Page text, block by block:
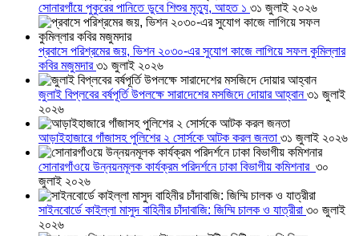
সোনারগাঁয়ে পুকুরের পানিতে ডুবে শিশুর মৃত্যু, আহত ১ ৩১ জুলাই ২০২৬
প্রবাসে পরিশ্রমের জয়, ভিশন ২০৩০-এর সুযোগ কাজে লাগিয়ে সফল কুমিল্লার
কবির মজুমদার৩১ জুলাই ২০২৬
জুলাই বিপ্লবের বর্ষপূর্তি উপলক্ষে সারাদেশের মসজিদে দোয়ার আহ্বান৩১ জুলাই
২০২৬
আড়াইহাজারে গাঁজাসহ পুলিশের ২ সোর্সকে আটক করল জনতা ৩১ জুলাই ২০২৬
সোনারগাঁওয়ে উন্নয়নমূলক কার্যক্রম পরিদর্শনে ঢাকা বিভাগীয় কমিশনার ৩০
জুলাই ২০২৬
সাইনবোর্ডে কাইল্লা মাসুদ বাহিনীর চাঁদাবাজি: জিম্মি চালক ও যাত্রীরা ৩০ জুলাই
২০২৬